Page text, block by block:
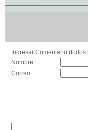
Ingresar Comentario
Nombre:
Correo: